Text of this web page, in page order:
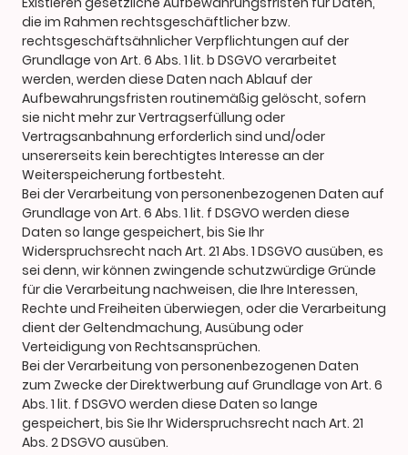
die im Rahmen rechtsgeschäftlicher bzw.
rechtsgeschäftsähnlicher Verpflichtungen auf der
Grundlage von Art. 6 Abs. 1 lit. b DSGVO verarbeitet
werden, werden diese Daten nach Ablauf der
Aufbewahrungsfristen routinemäßig gelöscht, sofern
sie nicht mehr zur Vertragserfüllung oder
Vertragsanbahnung erforderlich sind und/oder
unsererseits kein berechtigtes Interesse an der
Weiterspeicherung fortbesteht.
Bei der Verarbeitung von personenbezogenen Daten auf
Grundlage von Art. 6 Abs. 1 lit. f DSGVO werden diese
Daten so lange gespeichert, bis Sie Ihr
Widerspruchsrecht nach Art. 21 Abs. 1 DSGVO ausüben, es
sei denn, wir können zwingende schutzwürdige Gründe
für die Verarbeitung nachweisen, die Ihre Interessen,
Rechte und Freiheiten überwiegen, oder die Verarbeitung
dient der Geltendmachung, Ausübung oder
Verteidigung von Rechtsansprüchen.
Bei der Verarbeitung von personenbezogenen Daten
zum Zwecke der Direktwerbung auf Grundlage von Art. 6
Abs. 1 lit. f DSGVO werden diese Daten so lange
gespeichert, bis Sie Ihr Widerspruchsrecht nach Art. 21
Abs. 2 DSGVO ausüben.